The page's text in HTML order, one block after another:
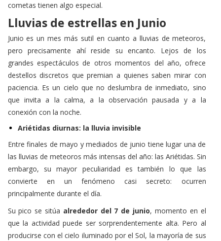
cometas tienen algo especial.
Lluvias de estrellas en Junio
Junio es un mes más sutil en cuanto a lluvias de meteoros,
pero precisamente ahí reside su encanto. Lejos de los
grandes espectáculos de otros momentos del año, ofrece
destellos discretos que premian a quienes saben mirar con
paciencia. Es un cielo que no deslumbra de inmediato, sino
que invita a la calma, a la observación pausada y a la
conexión con la noche.
Ariétidas diurnas: la lluvia invisible
Entre finales de mayo y mediados de junio tiene lugar una de
las lluvias de meteoros más intensas del año: las Ariétidas. Sin
embargo, su mayor peculiaridad es también lo que las
convierte en un fenómeno casi secreto: ocurren
principalmente durante el día.
Su pico se sitúa alrededor del 7 de junio, momento en el
que la actividad puede ser sorprendentemente alta. Pero al
producirse con el cielo iluminado por el Sol, la mayoría de sus